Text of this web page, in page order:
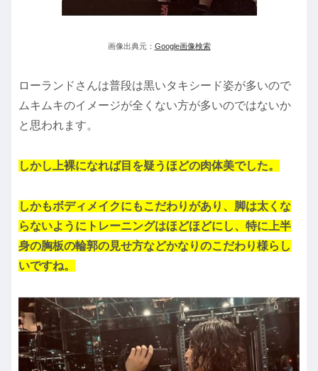
画像出典元： Google画像検索
ローランドさんは普段は黒いタキシード姿が多いので
ムキムキのイメージが全くない方が多いのではないか
と思われます。
しかし上裸になれば目を疑うほどの肉体美でした。
しかもボディメイクにもこだわりがあり、脚は太くな
らないようにトレーニングはほどほどにし、特に上半
身の胸板の輪郭の見せ方などかなりのこだわり様らし
いですね。